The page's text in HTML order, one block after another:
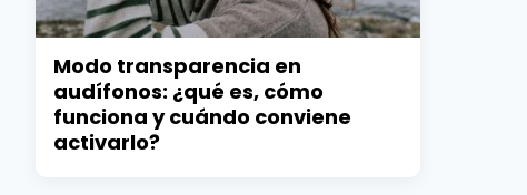
Modo transparencia en
audífonos: ¿qué es, cómo
funciona y cuándo conviene
activarlo?